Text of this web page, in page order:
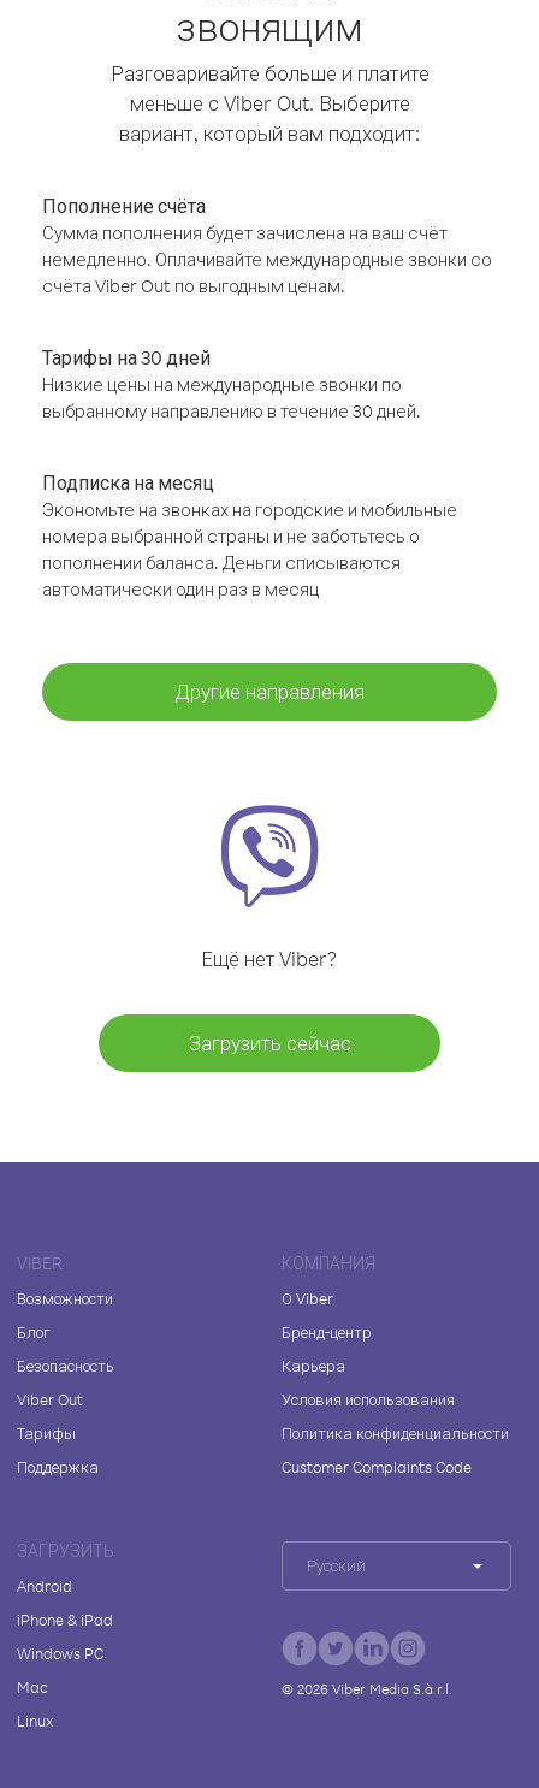
звонящим
Разговаривайте больше и платите
меньше с Viber Out. Выберите
вариант, который вам подходит:
Пополнение счёта
Сумма пополнения будет зачислена на ваш счёт
немедленно. Оплачивайте международные звонки со
счёта Viber Out по выгодным ценам.
Тарифы на 30 дней
Низкие цены на международные звонки по
выбранному направлению в течение 30 дней.
Подписка на месяц
Экономьте на звонках на городские и мобильные
номера выбранной страны и не заботьтесь о
пополнении баланса. Деньги списываются
автоматически один раз в месяц
Другие направления
Ещё нет Viber?
Загрузить сейчас
VIBER
Возможности
Блог
Безопасность
Viber Out
Тарифы
Поддержка
КОМПАНИЯ
О Viber
Бренд-центр
Карьера
Условия использования
Политика конфиденциальности
Customer Complaints Code
ЗАГРУЗИТЬ
Android
iPhone & iPad
Windows PC
Mac
Linux
Русский
© 2026Viber Media S.à r.l.